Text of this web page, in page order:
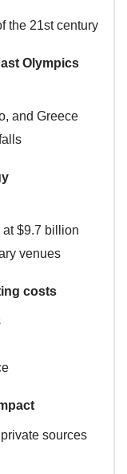
the 21st century
Olympics
and Greece
$9.7 billion
venues
costs
sources